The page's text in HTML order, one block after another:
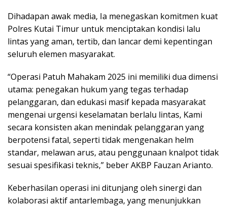
Dihadapan awak media, Ia menegaskan komitmen kuat
Polres Kutai Timur untuk menciptakan kondisi lalu
lintas yang aman, tertib, dan lancar demi kepentingan
seluruh elemen masyarakat.
“Operasi Patuh Mahakam 2025 ini memiliki dua dimensi
utama: penegakan hukum yang tegas terhadap
pelanggaran, dan edukasi masif kepada masyarakat
mengenai urgensi keselamatan berlalu lintas, Kami
secara konsisten akan menindak pelanggaran yang
berpotensi fatal, seperti tidak mengenakan helm
standar, melawan arus, atau penggunaan knalpot tidak
sesuai spesifikasi teknis,” beber AKBP Fauzan Arianto.
Keberhasilan operasi ini ditunjang oleh sinergi dan
kolaborasi aktif antarlembaga, yang menunjukkan